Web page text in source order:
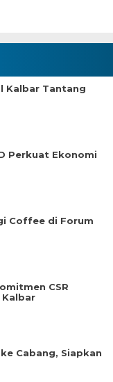
Kalbar Tantang
Perkuat Ekonomi
Coffee di Forum
CSR
Cabang, Siapkan